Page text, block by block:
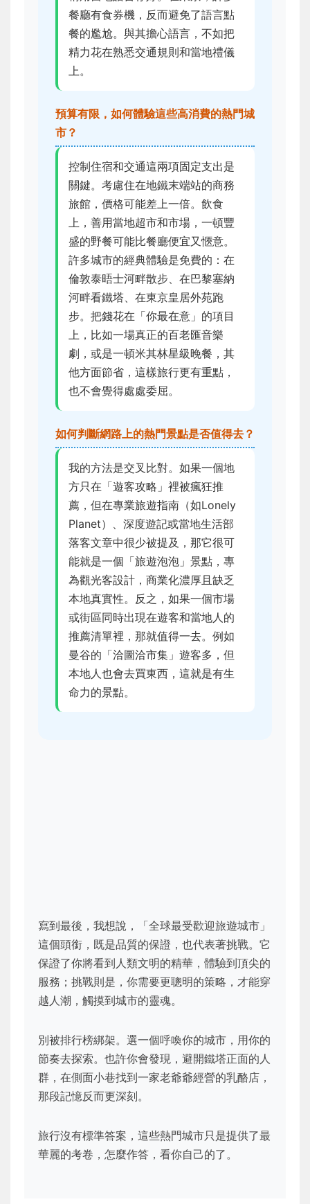
餐廳有食券機，反而避免了語言點
餐的尷尬。與其擔心語言，不如把
精力花在熟悉交通規則和當地禮儀
上。
預算有限，如何體驗這些高消費的熱門城
市？
控制住宿和交通這兩項固定支出是
關鍵。考慮住在地鐵末端站的商務
旅館，價格可能差上一倍。飲食
上，善用當地超市和市場，一頓豐
盛的野餐可能比餐廳便宜又愜意。
許多城市的經典體驗是免費的：在
倫敦泰晤士河畔散步、在巴黎塞納
河畔看鐵塔、在東京皇居外苑跑
步。把錢花在「你最在意」的項目
上，比如一場真正的百老匯音樂
劇，或是一頓米其林星級晚餐，其
他方面節省，這樣旅行更有重點，
也不會覺得處處委屈。
如何判斷網路上的熱門景點是否值得去？
我的方法是交叉比對。如果一個地
方只在「遊客攻略」裡被瘋狂推
薦，但在專業旅遊指南（如Lonely
Planet）、深度遊記或當地生活部
落客文章中很少被提及，那它很可
能就是一個「旅遊泡泡」景點，專
為觀光客設計，商業化濃厚且缺乏
本地真實性。反之，如果一個市場
或街區同時出現在遊客和當地人的
推薦清單裡，那就值得一去。例如
曼谷的「洽圖洽市集」遊客多，但
本地人也會去買東西，這就是有生
命力的景點。
寫到最後，我想說，「全球最受歡迎旅遊城市」
這個頭銜，既是品質的保證，也代表著挑戰。它
保證了你將看到人類文明的精華，體驗到頂尖的
服務；挑戰則是，你需要更聰明的策略，才能穿
越人潮，觸摸到城市的靈魂。
別被排行榜綁架。選一個呼喚你的城市，用你的
節奏去探索。也許你會發現，避開鐵塔正面的人
群，在側面小巷找到一家老爺爺經營的乳酪店，
那段記憶反而更深刻。
旅行沒有標準答案，這些熱門城市只是提供了最
華麗的考卷，怎麼作答，看你自己的了。